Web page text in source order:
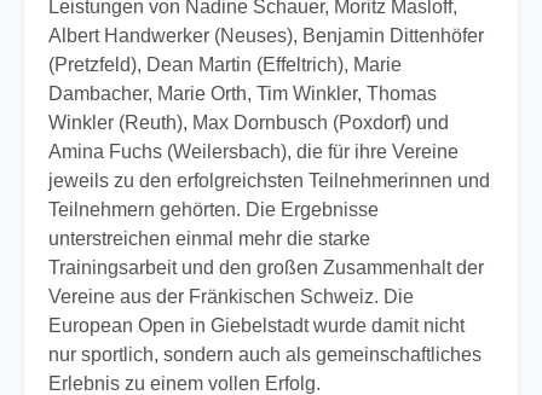
Leistungen von Nadine Schauer, Moritz Masloff,
Albert Handwerker (Neuses), Benjamin Dittenhöfer
(Pretzfeld), Dean Martin (Effeltrich), Marie
Dambacher, Marie Orth, Tim Winkler, Thomas
Winkler (Reuth), Max Dornbusch (Poxdorf) und
Amina Fuchs (Weilersbach), die für ihre Vereine
jeweils zu den erfolgreichsten Teilnehmerinnen und
Teilnehmern gehörten. Die Ergebnisse
unterstreichen einmal mehr die starke
Trainingsarbeit und den großen Zusammenhalt der
Vereine aus der Fränkischen Schweiz. Die
European Open in Giebelstadt wurde damit nicht
nur sportlich, sondern auch als gemeinschaftliches
Erlebnis zu einem vollen Erfolg.